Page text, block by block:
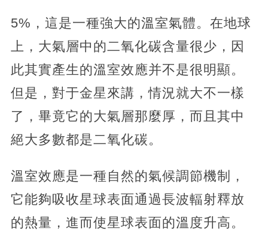
5%，這是一種強大的溫室氣體。在地球
上，大氣層中的二氧化碳含量很少，因
此其實產生的溫室效應并不是很明顯。
但是，對于金星來講，情況就大不一樣
了，畢竟它的大氣層那麼厚，而且其中
絕大多數都是二氧化碳。
溫室效應是一種自然的氣候調節機制，
它能夠吸收星球表面通過長波輻射釋放
的熱量，進而使星球表面的溫度升高。